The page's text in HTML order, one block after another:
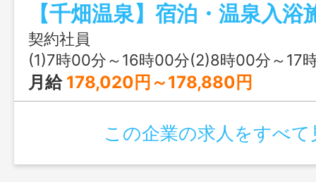
他付随する業務 ＊令和９年４月１日以
新予定 《６０歳以上の方の応募も
変更範囲：会社の定める業務
契約社員
(1)7時00分～16時00分(2)8時00分～17時00分(3)13時00分～22時00分又は 7時 00
月給 178,020円～178,880円
この企業の求人をすべて